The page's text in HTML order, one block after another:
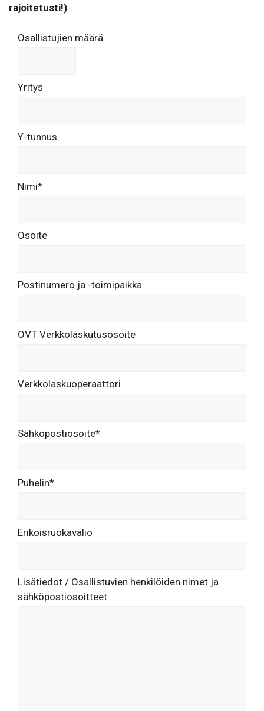
rajoitetusti!)
Osallistujien määrä
Yritys
Y-tunnus
Nimi*
Osoite
Postinumero ja -toimipaikka
OVT Verkkolaskutusosoite
Verkkolaskuoperaattori
Sähköpostiosoite*
Puhelin*
Erikoisruokavalio
Lisätiedot / Osallistuvien henkilöiden nimet ja
sähköpostiosoitteet